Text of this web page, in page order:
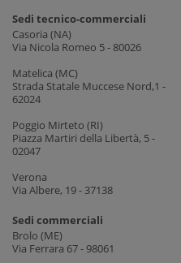
Sedi tecnico-commerciali
Casoria (NA)
Via Nicola Romeo 5 - 80026
Matelica (MC)
Strada Statale Muccese Nord,1 -
62024
Poggio Mirteto (RI)
Piazza Martiri della Libertà, 5 -
02047
Verona
Via Albere, 19 - 37138
Sedi commerciali
Brolo (ME)
Via Ferrara 67 - 98061